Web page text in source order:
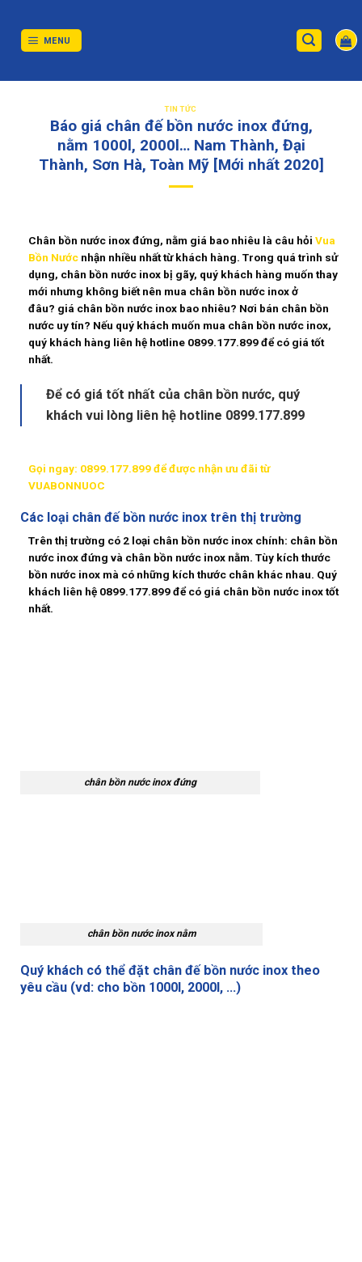
content
MENU
TIN TỨC
Báo giá chân đế bồn nước inox đứng,
nằm 1000l, 2000l… Nam Thành, Đại
Thành, Sơn Hà, Toàn Mỹ [Mới nhất 2020]
Chân bồn nước inox đứng, nằm giá bao nhiêu là câu hỏi Vua
Bồn Nước nhận nhiều nhất từ khách hàng. Trong quá trình sử
dụng, chân bồn nước inox bị gãy, quý khách hàng muốn thay
mới nhưng không biết nên mua chân bồn nước inoxở
đâu? giá chân bồn nước inox bao nhiêu? Nơi bán chân bồn
nước uy tín? Nếu quý khách muốn mua chân bồn nước inox,
quý khách hàng liên hệ hotline 0899.177.899 để có giá tốt
nhất.
Để có giá tốt nhất của chân bồn nước, quý
khách vui lòng liên hệ hotline 0899.177.899
Gọi ngay: 0899.177.899 để được nhận ưu đãi từ
VUABONNUOC
Các loại chân đế bồn nước inox trên thị trường
Trên thị trường có 2 loại chân bồn nước inox chính: chân bồn
nước inox đứng và chân bồn nước inox nằm. Tùy kích thước
bồn nước inox mà có những kích thước chân khác nhau. Quý
khách liên hệ 0899.177.899 để có giá chân bồn nước inox tốt
nhất.
chân bồn nước inox đứng
chân bồn nước inox nằm
Quý khách có thể đặt chân đế bồn nước inox theo
yêu cầu (vd: cho bồn 1000l, 2000l, …)